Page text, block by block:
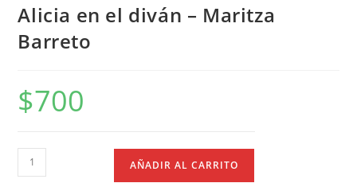
Alicia en el diván – Maritza
Barreto
$700
AÑADIR AL CARRITO